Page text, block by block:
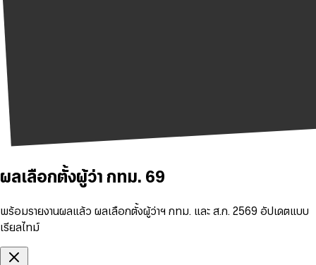
ผลเลือกตั้งผู้ว่า กทม. 69
พร้อมรายงานผลแล้ว ผลเลือกตั้งผู้ว่าฯ กทม. และ ส.ก. 2569 อัปเดตแบบ
เรียลไทม์